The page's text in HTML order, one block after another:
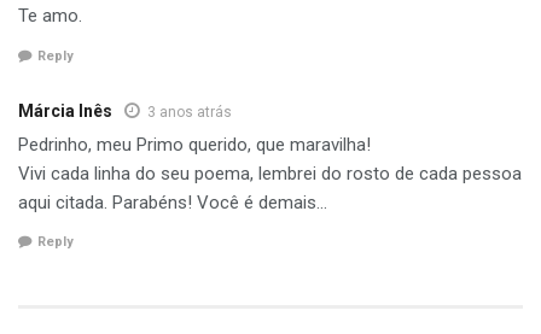
Te amo.
Reply
Márcia Inês 3 anos atrás
Pedrinho, meu Primo querido, que maravilha!
Vivi cada linha do seu poema, lembrei do rosto de cada pessoa
aqui citada. Parabéns! Você é demais…
Reply